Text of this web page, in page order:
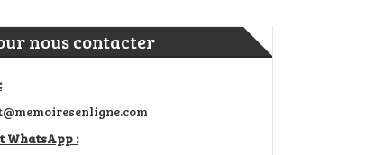
nous contacter
WhatsApp :